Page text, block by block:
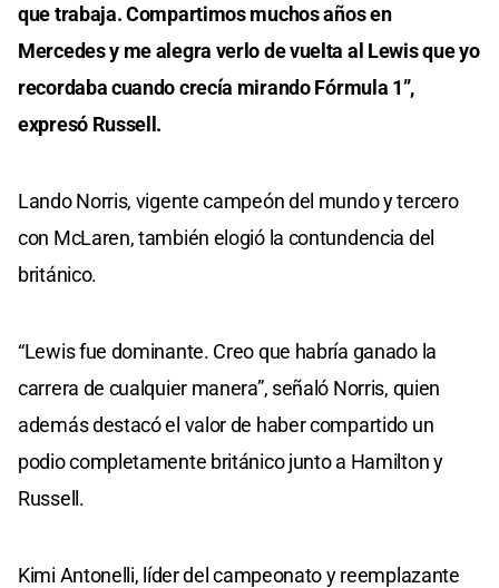
que trabaja. Compartimos muchos años en
Mercedes y me alegra verlo de vuelta al Lewis que yo
recordaba cuando crecía mirando Fórmula 1”,
expresó Russell.
Lando Norris, vigente campeón del mundo y tercero
con McLaren, también elogió la contundencia del
británico.
“Lewis fue dominante. Creo que habría ganado la
carrera de cualquier manera”, señaló Norris, quien
además destacó el valor de haber compartido un
podio completamente británico junto a Hamilton y
Russell.
Kimi Antonelli, líder del campeonato y reemplazante